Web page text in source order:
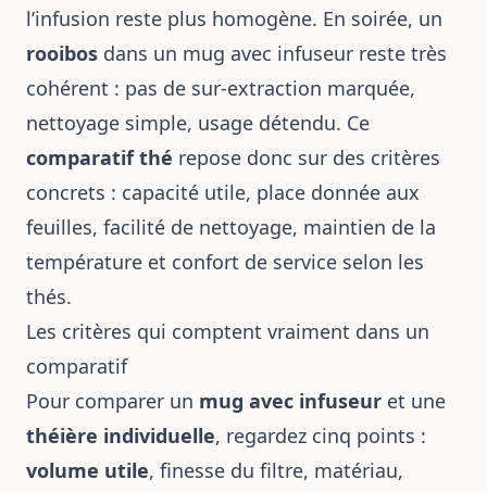
l’infusion reste plus homogène. En soirée, un
rooibos dans un mug avec infuseur reste très
cohérent : pas de sur-extraction marquée,
nettoyage simple, usage détendu. Ce
comparatif thé repose donc sur des critères
concrets : capacité utile, place donnée aux
feuilles, facilité de nettoyage, maintien de la
température et confort de service selon les
thés.
Les critères qui comptent vraiment dans un
comparatif
Pour comparer un mug avec infuseur et une
théière individuelle, regardez cinq points :
volume utile, finesse du filtre, matériau,